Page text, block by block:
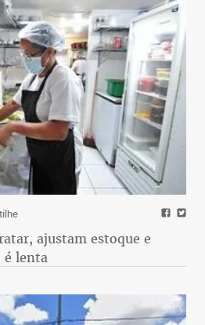
ajustam estoque e
é lenta